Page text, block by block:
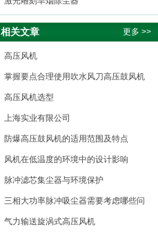
相关文章 更多 >>
高压风机
掌握要点合理使用吹水风刀高压鼓风机
高压风机选型
上海实业有限公司
防爆高压鼓风机的适用范围及特点
风机在低温度的环境中的设计影响
脉冲滤芯集尘器与环境保护
三相大功率脉冲吸尘器需要考虑哪些问
题？
气力输送旋涡式高压风机